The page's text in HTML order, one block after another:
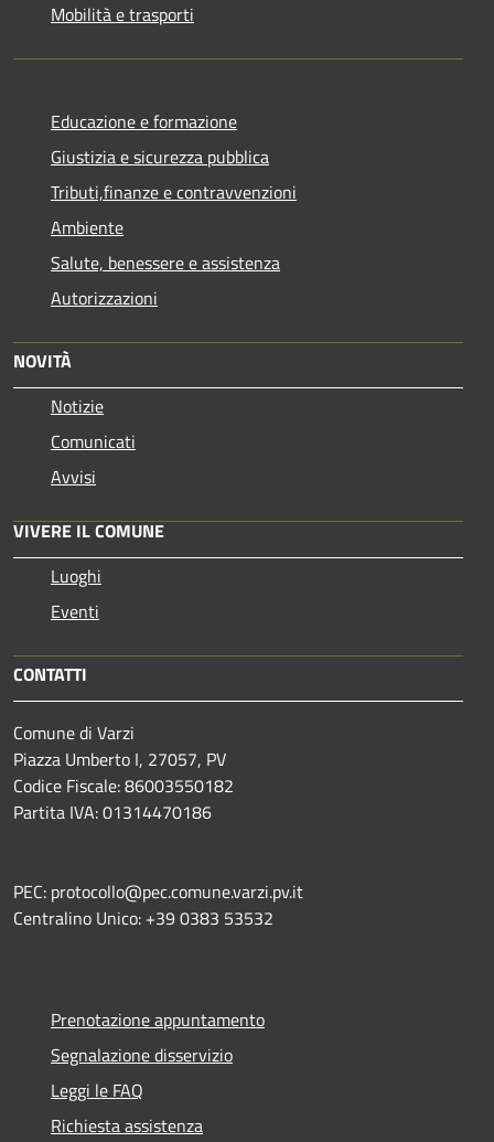
Mobilità e trasporti
Educazione e formazione
Giustizia e sicurezza pubblica
Tributi,finanze e contravvenzioni
Ambiente
Salute, benessere e assistenza
Autorizzazioni
NOVITÀ
Notizie
Comunicati
Avvisi
VIVERE IL COMUNE
Luoghi
Eventi
CONTATTI
Comune di Varzi
Piazza Umberto I, 27057, PV
Codice Fiscale: 86003550182
Partita IVA: 01314470186
PEC: protocollo@pec.comune.varzi.pv.it
Centralino Unico: +39 0383 53532
Prenotazione appuntamento
Segnalazione disservizio
Leggi le FAQ
Richiesta assistenza